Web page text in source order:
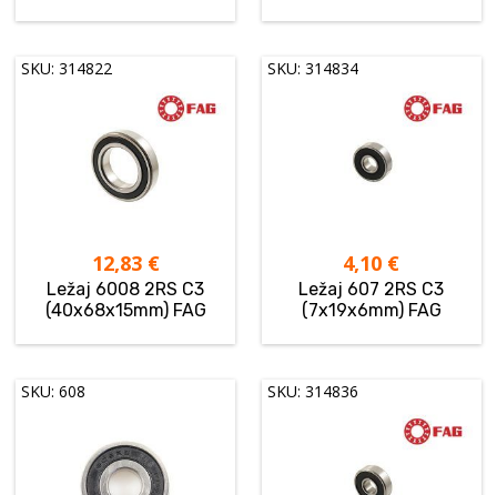
SKU: 314822
12,83 €
Ležaj 6008 2RS C3
(40x68x15mm) FAG
SKU: 314834
4,10 €
Ležaj 607 2RS C3
(7x19x6mm) FAG
SKU: 608 SKU: 314836